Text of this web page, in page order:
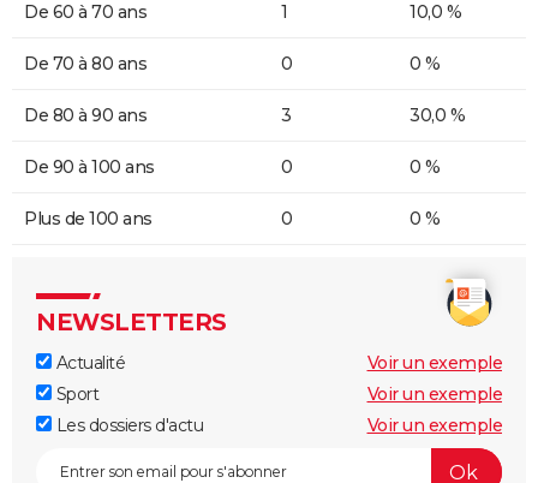
De 60 à 70 ans 1 10,0 %
De 70 à 80 ans 0 0 %
De 80 à 90 ans 3 30,0 %
De 90 à 100 ans 0 0 %
Plus de 100 ans 0 0 %
NEWSLETTERS
Actualité
Voir un exemple
Sport
Voir un exemple
Les dossiers d'actu
Voir un exemple